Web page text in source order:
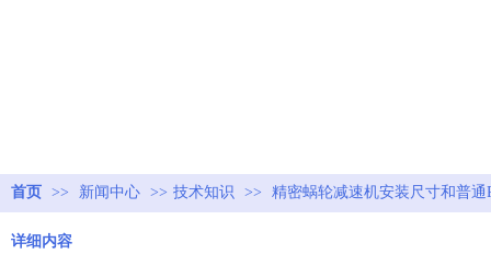
首页 >> 新闻中心 >> 技术知识 >> 精密蜗轮减速机安装尺寸和普
详细内容